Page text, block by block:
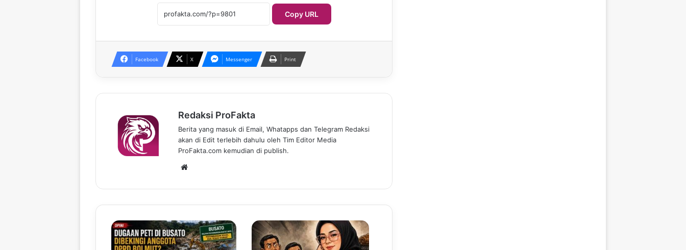
Copy URL
Facebook X Messenger Print
Redaksi ProFakta
Berita yang masuk di Email, Whatapps dan Telegram Redaksi
akan di Edit terlebih dahulu oleh Tim Editor Media
ProFakta.com kemudian di publish.
te